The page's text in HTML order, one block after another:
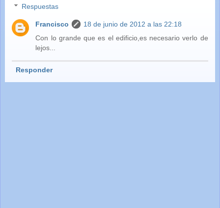
Respuestas
Francisco
18 de junio de 2012 a las 22:18
Con lo grande que es el edificio,es necesario verlo de
lejos...
Responder